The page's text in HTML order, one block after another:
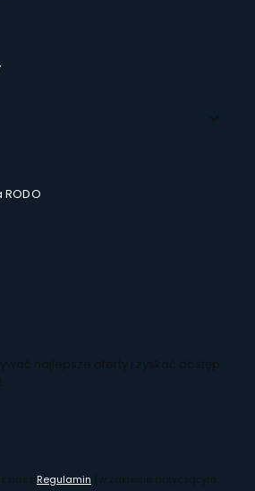
najlepsze oferty i zyskać dostęp
nasz Regulamin (w zakresie dotyczącym